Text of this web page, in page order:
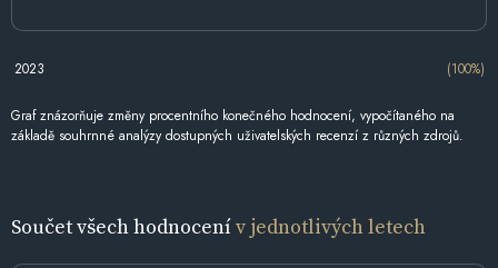
2023 (100%)
Graf znázorňuje změny procentního konečného hodnocení, vypočítaného na
základě souhrnné analýzy dostupných uživatelských recenzí z různých zdrojů.
Součet všech hodnocenív jednotlivých letech